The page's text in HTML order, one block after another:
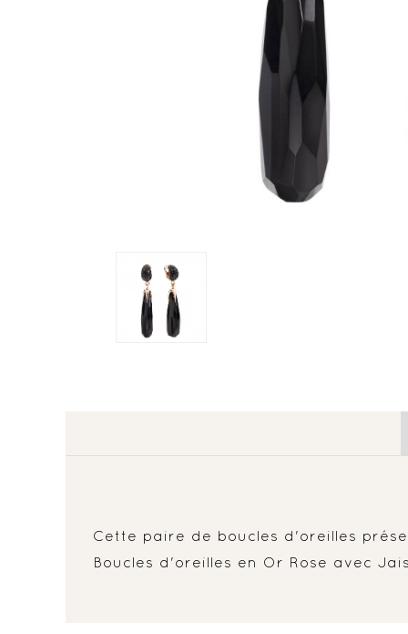
Cette paire de boucles d'oreilles
Boucles d'oreilles en Or Rose avec